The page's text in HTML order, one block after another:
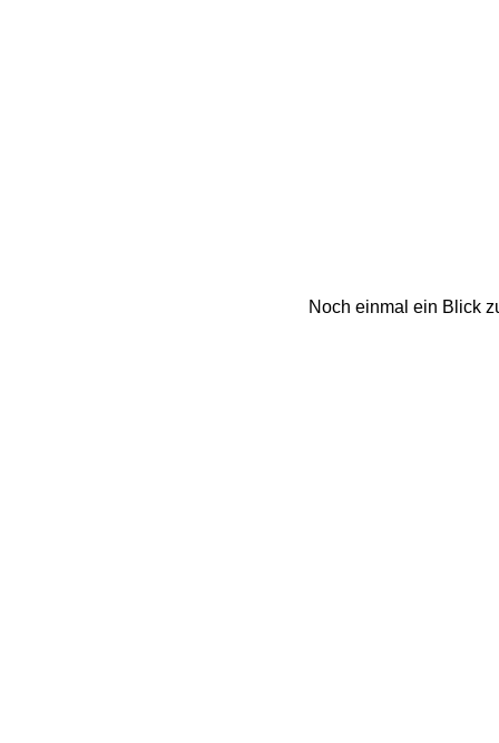
Noch einmal ein Blick